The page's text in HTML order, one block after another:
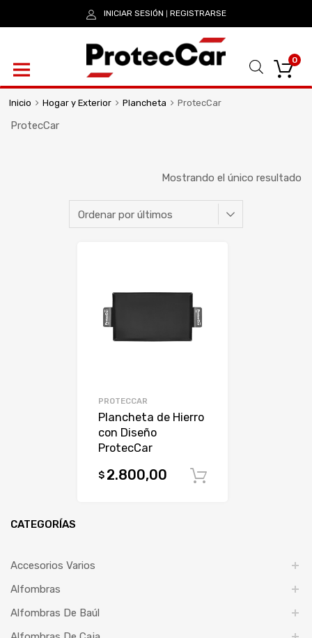
INICIAR SESIÓN REGISTRARSE
0
Inicio Hogar y Exterior Plancheta ProtecCar
ProtecCar
Mostrando el único resultado
PROTECCAR
Plancheta de Hierro
con Diseño
ProtecCar
$ 2.800,00
CATEGORÍAS
Accesorios Varios
Alfombras
Alfombras De Baúl